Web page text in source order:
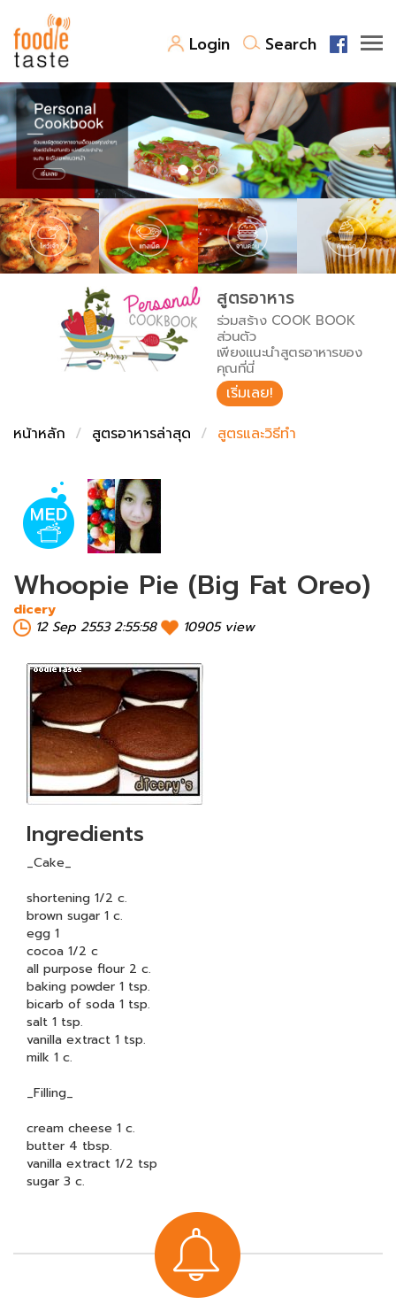
Login Search
สูตรอาหาร
สูตรอาหารล่าสุด
Top Foodie
พาไปชิม
สารพันก้นครัว
เคล็ดลับน่ารู้
เปรียบเทียบหน่วยการตวง
เปรียบเทียบอุณหภูมิ
เปรียบเทียบน้ำหนักวัตถุดิบ
FoodPedia
สร้าง Cookbook
สูตรอาหาร
ร่วมสร้าง COOK BOOK
ส่วนตัว
เพียงแนะนำสูตรอาหารของ
คุณที่นี่
เริ่มเลย!
หน้าหลัก
สูตรอาหารล่าสุด สูตรและวิธีทำ
Whoopie Pie (Big Fat Oreo)
dicery
12 Sep 2553 2:55:58
10905 view
Ingredients
_Cake_
shortening 1/2 c.
brown sugar 1 c.
egg 1
cocoa 1/2 c
all purpose flour 2 c.
baking powder 1 tsp.
bicarb of soda 1 tsp.
salt 1 tsp.
vanilla extract 1 tsp.
milk 1 c.
_Filling_
cream cheese 1 c.
butter 4 tbsp.
vanilla extract 1/2 tsp
sugar 3 c.